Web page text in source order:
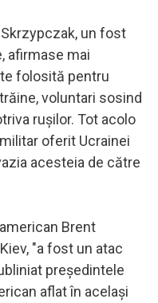
un fost
afirmase mai
folosită pentru
voluntari sosind
ruşilor. Tot acolo
oferit Ucrainei
acesteia de către
Brent
"a fost un atac
preşedintele
aflat în acelaşi